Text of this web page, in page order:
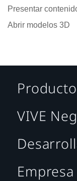
Presentar
Abrir modelos 3D
VIVE
Empresa